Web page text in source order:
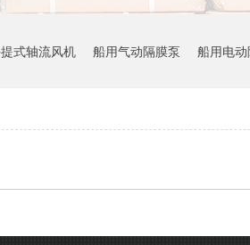
式轴流风机 船用气动隔膜泵 船用电